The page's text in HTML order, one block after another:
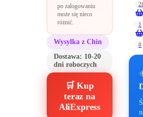
po zalogowaniu
może się nieco
różnić.
Wysyłka z Chin
Dostawa: 10-20
dni roboczych
🛒 Kup
teraz na
AliExpress
1
0